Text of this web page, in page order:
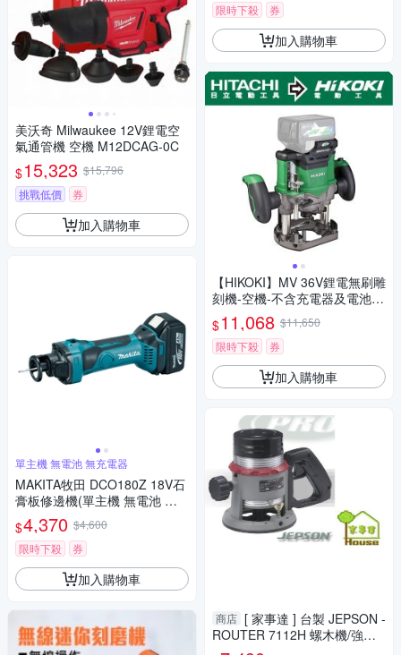
美沃奇 Milwaukee 12V鋰電空
氣通管機 空機 M12DCAG-0C
$15,323 $15,796
挑戰低價
券
加入購物車
單主機 無電池 無充電器
MAKITA牧田 DCO180Z 18V石
膏板修邊機(單主機 無電池 無
充電器)
$4,370 $4,600
限時下殺
券
加入購物車
限時下殺
券
加入購物車
【HIKOKI】MV 36V鋰電無刷雕
刻機-空機-不含充電器及電池
(M3612DA-NN)
$11,068 $11,650
限時下殺
券
加入購物車
商店 [ 家事達 ] 台製 JEPSON -
ROUTER 7112H 螺木機/強力
型木工雕刻機 特價